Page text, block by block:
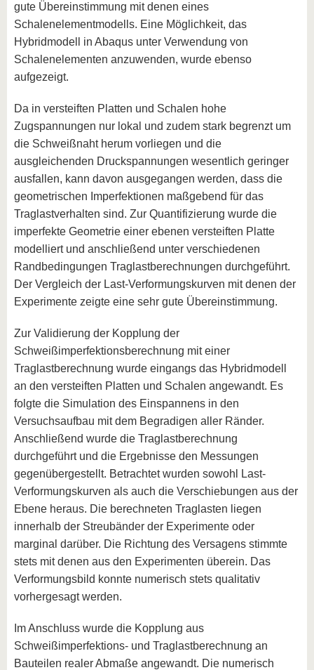
gute Übereinstimmung mit denen eines
Schalenelementmodells. Eine Möglichkeit, das
Hybridmodell in Abaqus unter Verwendung von
Schalenelementen anzuwenden, wurde ebenso
aufgezeigt.
Da in versteiften Platten und Schalen hohe
Zugspannungen nur lokal und zudem stark begrenzt um
die Schweißnaht herum vorliegen und die
ausgleichenden Druckspannungen wesentlich geringer
ausfallen, kann davon ausgegangen werden, dass die
geometrischen Imperfektionen maßgebend für das
Traglastverhalten sind. Zur Quantifizierung wurde die
imperfekte Geometrie einer ebenen versteiften Platte
modelliert und anschließend unter verschiedenen
Randbedingungen Traglastberechnungen durchgeführt.
Der Vergleich der Last-Verformungskurven mit denen der
Experimente zeigte eine sehr gute Übereinstimmung.
Zur Validierung der Kopplung der
Schweißimperfektionsberechnung mit einer
Traglastberechnung wurde eingangs das Hybridmodell
an den versteiften Platten und Schalen angewandt. Es
folgte die Simulation des Einspannens in den
Versuchsaufbau mit dem Begradigen aller Ränder.
Anschließend wurde die Traglastberechnung
durchgeführt und die Ergebnisse den Messungen
gegenübergestellt. Betrachtet wurden sowohl Last-
Verformungskurven als auch die Verschiebungen aus der
Ebene heraus. Die berechneten Traglasten liegen
innerhalb der Streubänder der Experimente oder
marginal darüber. Die Richtung des Versagens stimmte
stets mit denen aus den Experimenten überein. Das
Verformungsbild konnte numerisch stets qualitativ
vorhergesagt werden.
Im Anschluss wurde die Kopplung aus
Schweißimperfektions- und Traglastberechnung an
Bauteilen realer Abmaße angewandt. Die numerisch